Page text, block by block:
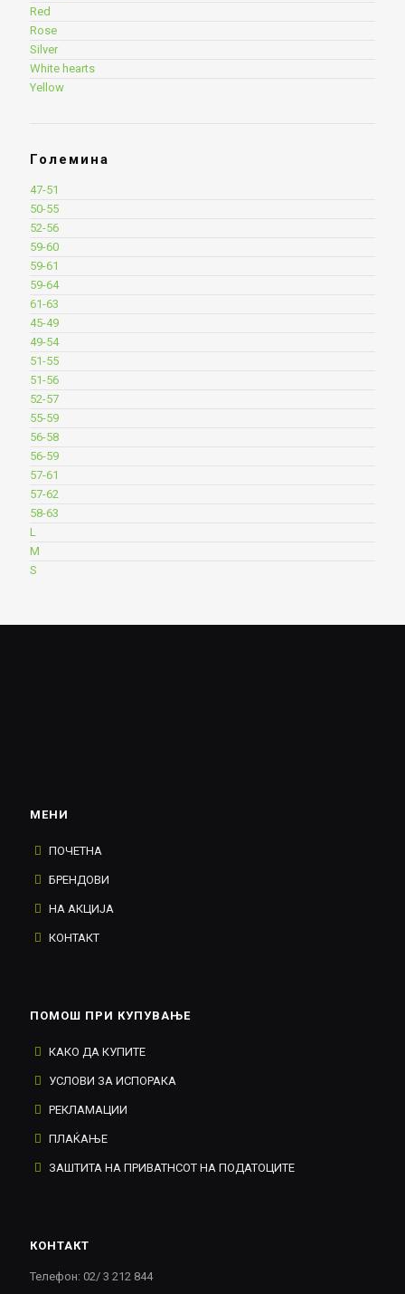
Red
Rose
Silver
White hearts
Yellow
Големина
47-51
50-55
52-56
59-60
59-61
59-64
61-63
45-49
49-54
51-55
51-56
52-57
55-59
56-58
56-59
57-61
57-62
58-63
L
M
S
МЕНИ
ПОЧЕТНА
БРЕНДОВИ
НА АКЦИЈА
КОНТАКТ
ПОМОШ ПРИ КУПУВАЊЕ
КАКО ДА КУПИТЕ
УСЛОВИ ЗА ИСПОРАКА
РЕКЛАМАЦИИ
ПЛАЌАЊЕ
ЗАШТИТА НА ПРИВАТНСОТ НА ПОДАТОЦИТЕ
КОНТАКТ
Телефон: 02/ 3 212 844